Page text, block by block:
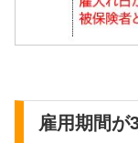
雇用期間が